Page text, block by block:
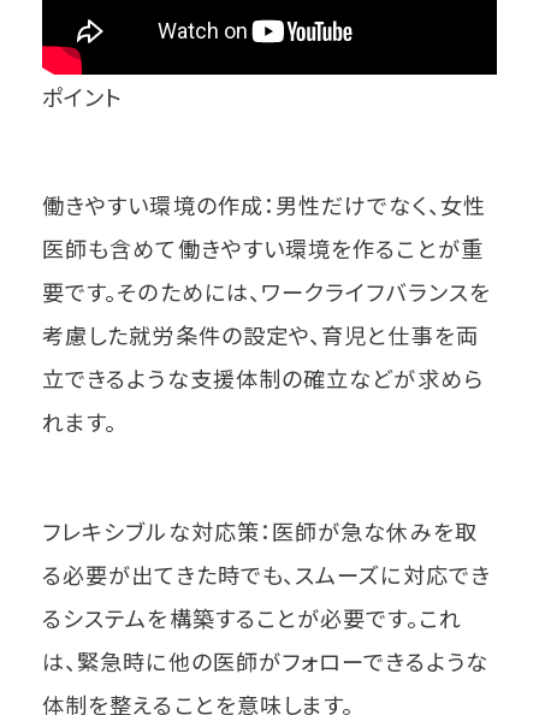
ポイント
働きやすい環境の作成：男性だけでなく、女性
医師も含めて働きやすい環境を作ることが重
要です。そのためには、ワークライフバランスを
考慮した就労条件の設定や、育児と仕事を両
立できるような支援体制の確立などが求めら
れます。
フレキシブルな対応策：医師が急な休みを取
る必要が出てきた時でも、スムーズに対応でき
るシステムを構築することが必要です。これ
は、緊急時に他の医師がフォローできるような
体制を整えることを意味します。